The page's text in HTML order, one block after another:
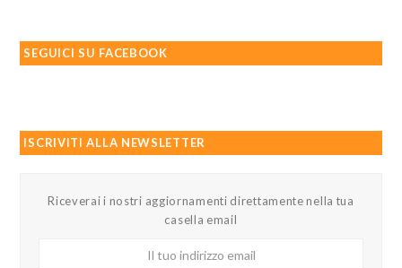
SEGUICI SU FACEBOOK
ISCRIVITI ALLA NEWSLETTER
Riceverai i nostri aggiornamenti direttamente nella tua
casella email